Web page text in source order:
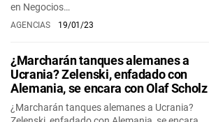
en Negocios…
AGENCIAS 19/01/23
¿Marcharán tanques alemanes a
Ucrania? Zelenski, enfadado con
Alemania, se encara con Olaf Scholz
¿Marcharán tanques alemanes a Ucrania?